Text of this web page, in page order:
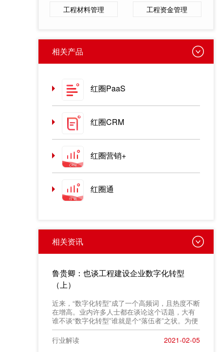
工程材料管理 工程资金管理
相关产品
红圈PaaS
红圈CRM
红圈营销+
红圈通
相关资讯
鲁贵卿：也谈工程建设企业数字化转型
（上）
近来，“数字化转型”成了一个高频词，且热度不断
在增高。业内许多人士都在谈论这个话题，大有
谁不谈“数字化转型”谁就是个“落伍者”之状。为便
于在相同语境下讨论问题，今天我也凑个热闹，
以“数字化转型”为题，谈一点粗浅认识，就教于同
行。
行业解读 2021-02-05